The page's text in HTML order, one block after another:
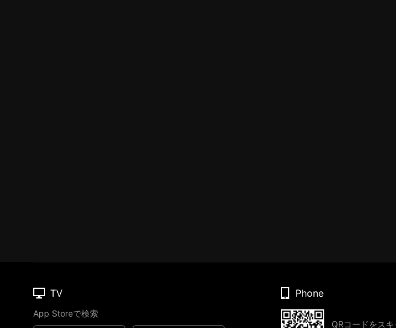
TV
App Storeで検索
Phone
QRコードをス